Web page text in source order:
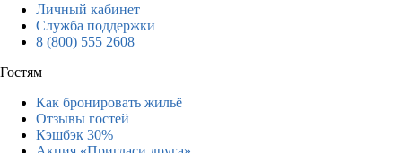
Личный кабинет
Служба поддержки
8 (800) 555 2608
Гостям
Как бронировать жильё
Отзывы гостей
Кэшбэк 30%